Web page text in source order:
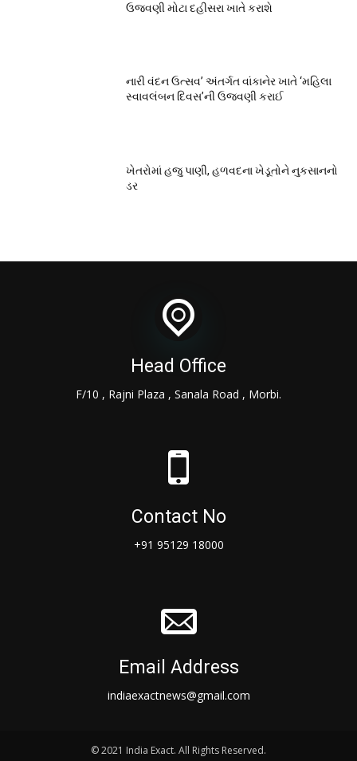
ઉજવણી મોટા દહીસરા ખાતે કરાશે
નારી વંદન ઉત્સવ’ અંતર્ગત વાંકાનેર ખાતે ‘મહિલા
સ્વાવલંબન દિવસ’ની ઉજવણી કરાઈ
ખેતરોમાં હજુ પાણી, હળવદના ખેડૂતોને નુકસાનનો
ડર
Head Office
F/10 , Rajni Plaza , Sanala Road , Morbi.
Contact No
+91 95129 18000
Email Address
indiaexactnews@gmail.com
© 2021 India Exact. All Rights Reserved.